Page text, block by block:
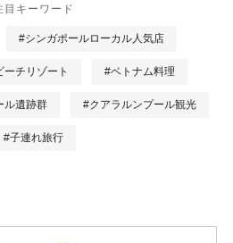
目キーワード
#シンガポールローカル人気店
ーチリゾート #ベトナム料理
ル遺跡群 #クアラルンプール観光
#子連れ旅行